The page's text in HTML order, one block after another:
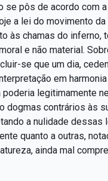
se pôs de acordo com
a lei do movimento
às chamas do
e não material.
se que um dia,
em
legitimamente
contrários às
a nulidade dessas
quanto a outras,
ainda mal